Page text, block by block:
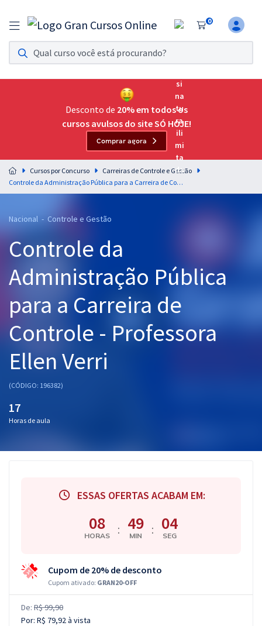
0
Assinatura Ilimitada 11
Acesso a todos os cursos. Teste grátis por 7 dias!
Assinatura OAB Até Passar
Acesso ilimitado a toda preparação para o Exame da
Residências Multiprofissionais
Preparação completa e intensiva para as principais
residências em saúde do Brasil
Cursos 20% OFF
Pós
OAB
Mentorias
Questões grátis
Conteúdo gratuito
Aprovados
Desconto de 20% em todos os
cursos avulsos do site SÓ HOJE!
Comprar agora
Cursos por Concurso
Carreiras de Controle e Gestão
Controle da Administração Pública para a Carreira de Controle - Professora Ellen Verri
Nacional - Controle e Gestão
Controle da
Administração Pública
para a Carreira de
Controle - Professora
Ellen Verri
(CÓDIGO: 196382)
17
Horas de aula
ESSAS OFERTAS ACABAM EM:
08
HORAS : 49
MIN : 03
SEG
Cupom de 20% de desconto
Cupom ativado: GRAN20-OFF
De: R$ 99,90
Por: R$ 79,92à vista